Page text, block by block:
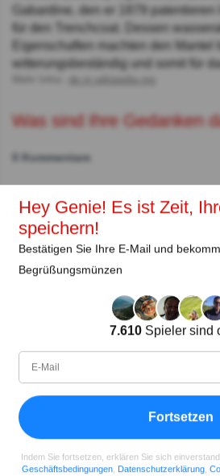
Gabardine, den er 1879
für den Trenchcoat. Dessen
Eigenschaften machten den Mantel
witterungsbeständig und somit für
Was sind Ihre Gedanken
0 Kommentare
Autor:
Kurt Imhof,
Autor
02.2020
Level
96
Teilenauf
Hey Genie! Es ist Zeit,
speichern!
Bestätigen Sie Ihre E-Mail und
Begrüßungsmünzen
7.610Spieler sind
Fortsetzen
Indem Sie fortsetzen, erklären Sie sich
Geschäftsbedingungen Datenschutzerklärung